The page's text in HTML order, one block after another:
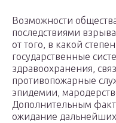
Возможности
последствиями
от того, в какой
государственные
здравоохранения,
противопожарные
эпидемии,
Дополнительным
ожидание